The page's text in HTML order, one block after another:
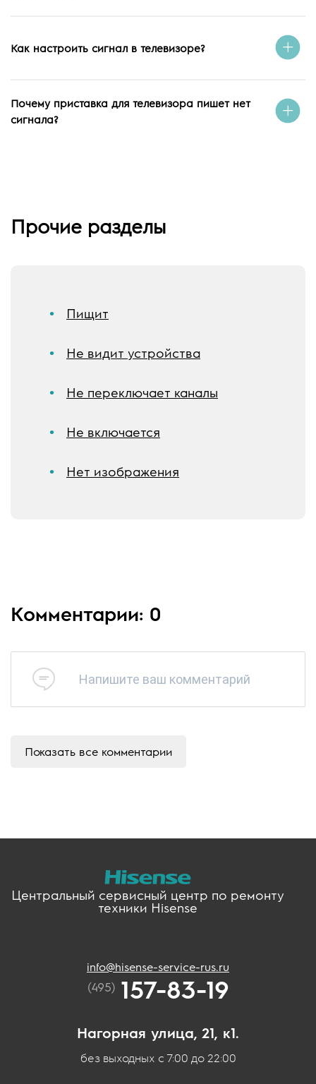
Как настроить сигнал в телевизоре?
Почему приставка для телевизора пишет нет
сигнала?
Прочие разделы
Пищит
Не видит устройства
Не переключает каналы
Не включается
Нет изображения
Комментарии: 0
Напишите ваш комментарий
Показать все комментарии
Центральный сервисный центр по ремонту
техники Hisense
info@hisense-service-rus.ru
(495)157-83-19
Нагорная улица, 21, к1.
без выходных с 7:00 до 22:00